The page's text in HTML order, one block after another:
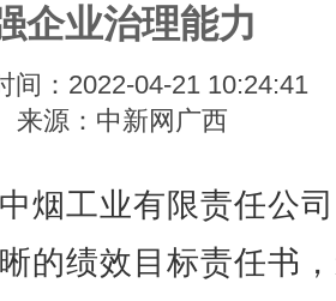
企业治理能力
间：2022-04-21 10:24:41
来源：中新网广西
工业有限责任公
的绩效目标责任书